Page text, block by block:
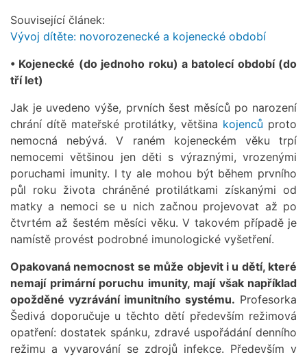
Související článek:
Vývoj dítěte: novorozenecké a kojenecké období
• Kojenecké (do jednoho roku) a batolecí období (do
tří let)
Jak je uvedeno výše, prvních šest měsíců po narození
chrání dítě mateřské protilátky, většina kojenců proto
nemocná nebývá. V raném kojeneckém věku trpí
nemocemi většinou jen děti s výraznými, vrozenými
poruchami imunity. I ty ale mohou být během prvního
půl roku života chráněné protilátkami získanými od
matky a nemoci se u nich začnou projevovat až po
čtvrtém až šestém měsíci věku. V takovém případě je
namístě provést podrobné imunologické vyšetření.
Opakovaná nemocnost se může objevit i u dětí, které
nemají primární poruchu imunity, mají však například
opožděné vyzrávání imunitního systému. Profesorka
Šedivá doporučuje u těchto dětí především režimová
opatření: dostatek spánku, zdravé uspořádání denního
režimu a vyvarování se zdrojů infekce. Především v